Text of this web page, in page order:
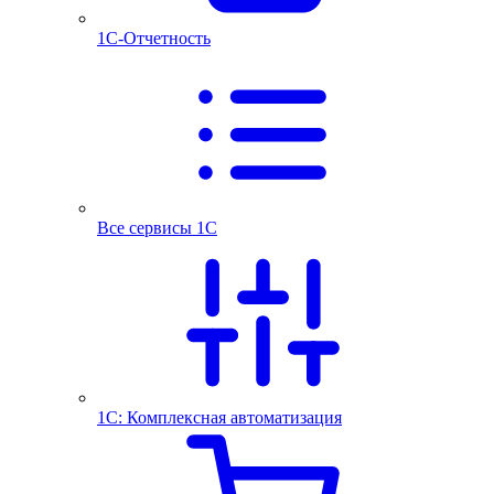
1С-Отчетность
Все сервисы 1С
1С: Комплексная автоматизация